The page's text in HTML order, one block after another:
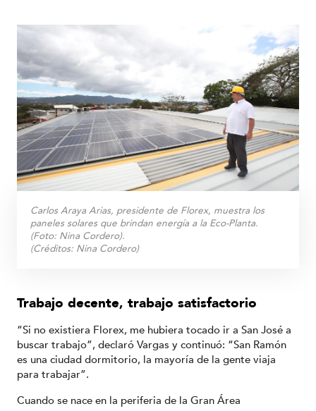
Carlos Araya Arias, presidente de Florex, muestra los
paneles solares que brindan energía a la Eco-Planta.
(Foto: Nina Cordero).
(Créditos: Nina Cordero)
Trabajo decente, trabajo satisfactorio
“Si no existiera Florex, me hubiera tocado ir a San José a
buscar trabajo”, declaró Vargas y continuó: “San Ramón
es una ciudad dormitorio, la mayoría de la gente viaja
para trabajar”.
Cuando se nace en la periferia de la Gran Área